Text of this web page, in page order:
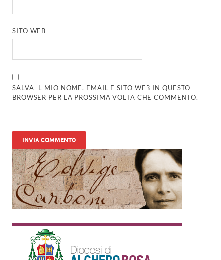
SITO WEB
SALVA IL MIO NOME, EMAIL E SITO WEB IN QUESTO
BROWSER PER LA PROSSIMA VOLTA CHE COMMENTO.